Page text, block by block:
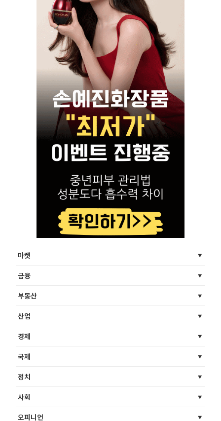
마켓
금융
부동산
산업
경제
국제
정치
사회
오피니언